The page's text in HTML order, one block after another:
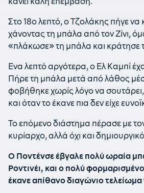
Στο 18ο λεπτό, ο Τζολάκης πήγε να
χάνοντας τη μπάλα από τον Ζίνι,
«πλάκωσε» τη μπάλα και κράτησε
Ενα λεπτό αργότερα, ο Ελ Καμπί
Πήρε τη μπάλα μετά από λάθος
φοβήθηκε χωρίς λόγο να
και όταν το έκανε πια δεν είχε
To επόμενο διάστημα πέρασε με
κυρίαρχο, αλλά όχι και
Ο Ποντένσε έβγαλε πολύ ωραία
Ροντινέι, και ο πολύ
έκανε απίθανο διαγώνιο τελείωμα